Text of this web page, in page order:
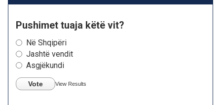
Pushimet tuaja këtë vit?
Në Shqipëri
Jashtë vendit
Asgjëkundi
Vote View Results